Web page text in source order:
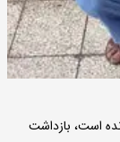
است، بازداشت